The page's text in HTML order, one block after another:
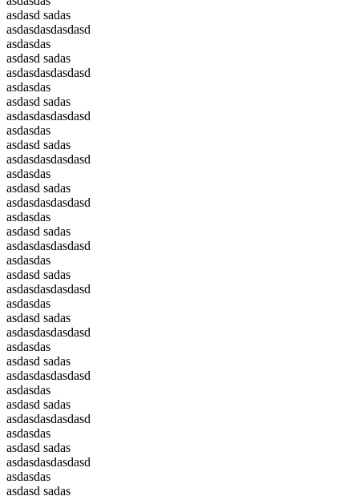
asdasd sadas
asdasdasdasdasd
asdasdas
asdasd sadas
asdasdasdasdasd
asdasdas
asdasd sadas
asdasdasdasdasd
asdasdas
asdasd sadas
asdasdasdasdasd
asdasdas
asdasd sadas
asdasdasdasdasd
asdasdas
asdasd sadas
asdasdasdasdasd
asdasdas
asdasd sadas
asdasdasdasdasd
asdasdas
asdasd sadas
asdasdasdasdasd
asdasdas
asdasd sadas
asdasdasdasdasd
asdasdas
asdasd sadas
asdasdasdasdasd
asdasdas
asdasd sadas
asdasdasdasdasd
asdasdas
asdasd sadas